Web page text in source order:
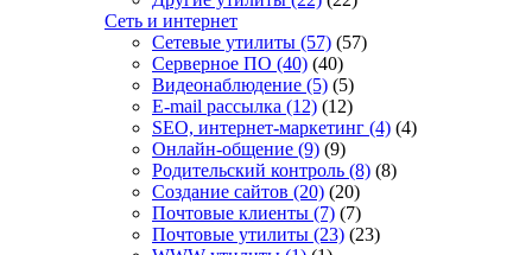
Сеть и интернет
Сетевые утилиты (57) (57)
Серверное ПО (40) (40)
Видеонаблюдение (5) (5)
E-mail рассылка (12) (12)
SEO, интернет-маркетинг (4) (4)
Онлайн-общение (9) (9)
Родительский контроль (8) (8)
Создание сайтов (20) (20)
Почтовые клиенты (7) (7)
Почтовые утилиты (23) (23)